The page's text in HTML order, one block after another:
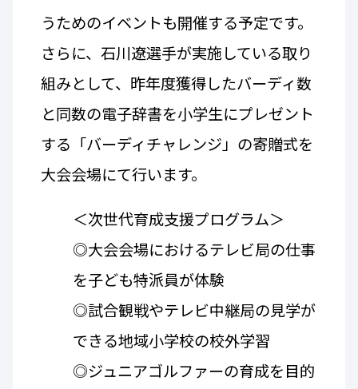
うためのイベントも開催する予定です。
さらに、石川遼選手が実施している取り
組みとして、昨年度獲得したバーディ数
と同数の電子辞書を小学生にプレゼント
する「バーディチャレンジ」の寄贈式を
大会会場にて行います。
＜次世代育成支援プログラム＞
◎大会会場におけるテレビ局の仕事
を子ども特派員が体験
◎試合観戦やテレビ中継局の見学が
できる地域小学校の校外学習
◎ジュニアゴルファーの育成を目的